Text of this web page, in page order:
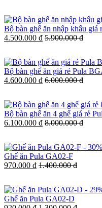
Bộ bàn ghế ăn nhập khẩu giá
4.500.000 đ 5.900.000 đ
Bộ bàn ghế ăn giá rẻ Pula
4.600.000 đ 6.000.000 đ
Bộ bàn ghế ăn 4 ghế giá rẻ
6.100.000 đ 8.000.000 đ
- 30%
Ghế ăn Pula GA02-F
970.000 đ 1.400.000 đ
-
Ghế ăn Pula GA02-D